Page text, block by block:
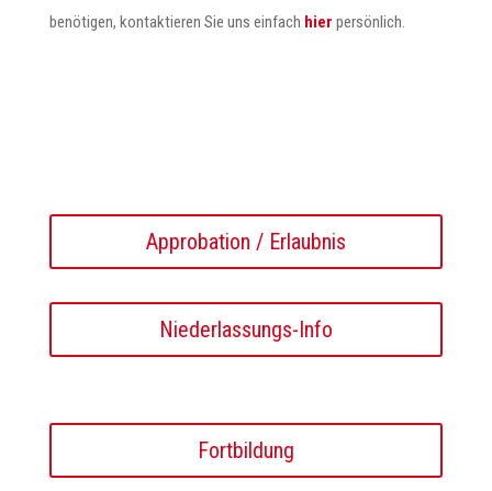
benötigen, kontaktieren Sie uns einfach hier persönlich.
Approbation / Erlaubnis
Niederlassungs-Info
Fortbildung